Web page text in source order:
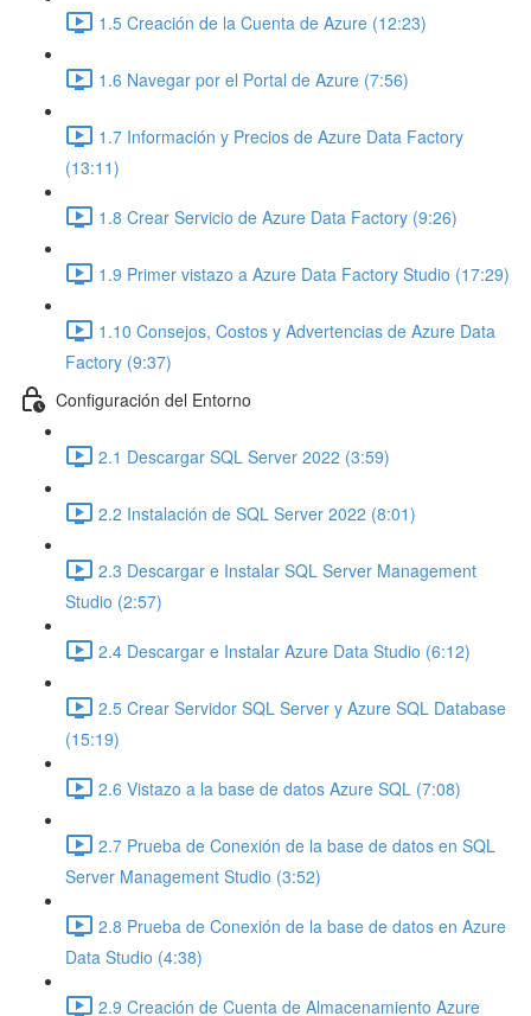
1.5 Creación de la Cuenta de Azure (12:23)
1.6 Navegar por el Portal de Azure (7:56)
1.7 Información y Precios de Azure Data Factory
(13:11)
1.8 Crear Servicio de Azure Data Factory (9:26)
1.9 Primer vistazo a Azure Data Factory Studio (17:29)
1.10 Consejos, Costos y Advertencias de Azure Data
Factory (9:37)
Configuración del Entorno
2.1 Descargar SQL Server 2022 (3:59)
2.2 Instalación de SQL Server 2022 (8:01)
2.3 Descargar e Instalar SQL Server Management
Studio (2:57)
2.4 Descargar e Instalar Azure Data Studio (6:12)
2.5 Crear Servidor SQL Server y Azure SQL Database
(15:19)
2.6 Vistazo a la base de datos Azure SQL (7:08)
2.7 Prueba de Conexión de la base de datos en SQL
Server Management Studio (3:52)
2.8 Prueba de Conexión de la base de datos en Azure
Data Studio (4:38)
2.9 Creación de Cuenta de Almacenamiento Azure